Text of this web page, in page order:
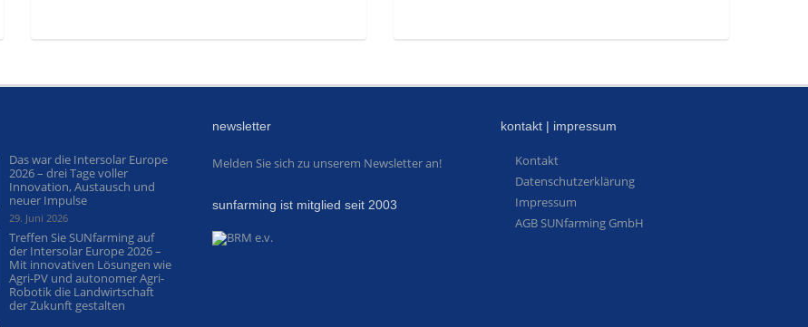
Das war die Intersolar Europe
2026 – drei Tage voller
Innovation, Austausch und
neuer Impulse
29. Juni 2026
Treffen Sie SUNfarming auf
der Intersolar Europe 2026 –
Mit innovativen Lösungen wie
Agri-PV und autonomer Agri-
Robotik die Landwirtschaft
der Zukunft gestalten
newsletter
Melden Sie sich zu unserem Newsletter an!
sunfarming ist mitglied seit 2003
kontakt | impressum
Kontakt
Datenschutzerklärung
Impressum
AGB SUNfarming GmbH